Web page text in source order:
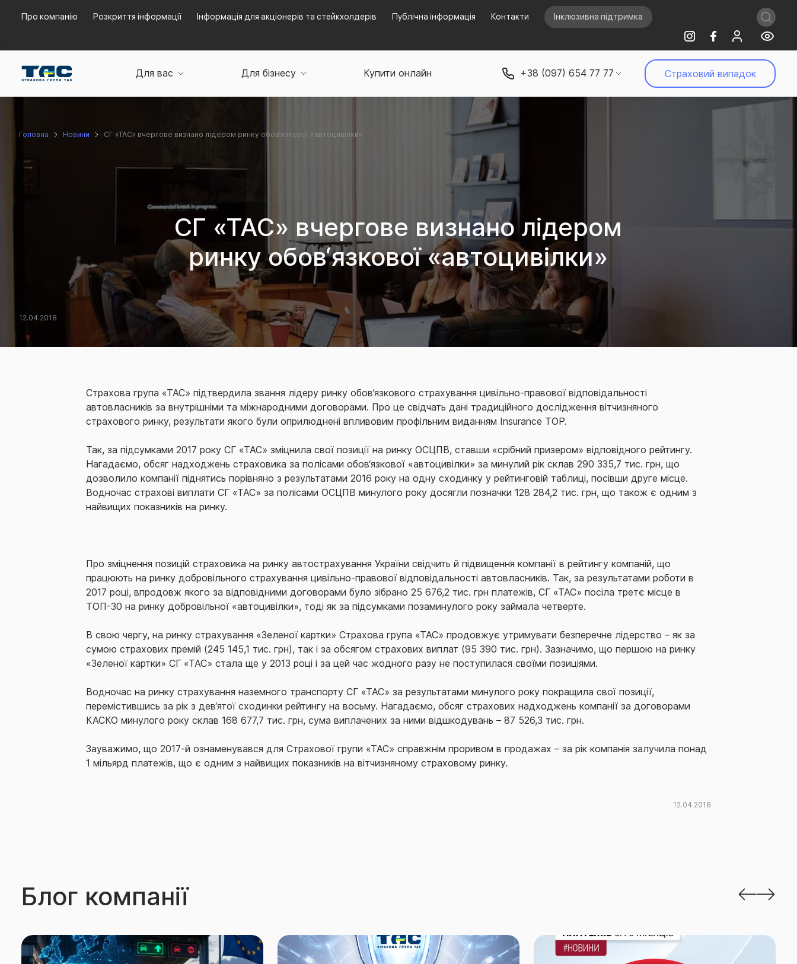
Про компанію Розкриття інформації Інформація для акціонерів та стейкхолдерів Публічна інформація Контакти Інклюзивна підтримка
Для вас Для бізнесу Купити онлайн +38 (097) 654 77 77 Страховий випадок
Головна Новини СГ «ТАС» вчергове визнано лідером ринку обов‘язкової «автоцивілки»
СГ «ТАС» вчергове визнано лідером
ринку обов‘язкової «автоцивілки»
12.04.2018
Страхова група «ТАС» підтвердила звання лідеру ринку обов‘язкового страхування цивільно-правової відповідальності
автовласників за внутрішніми та міжнародними договорами. Про це свідчать дані традиційного дослідження вітчизняного
страхового ринку, результати якого були оприлюднені впливовим профільним виданням Insurance TOP.
Так, за підсумками 2017 року СГ «ТАС» зміцнила свої позиції на ринку ОСЦПВ, ставши «срібний призером» відповідного рейтингу.
Нагадаємо, обсяг надходжень страховика за полісами обов‘язкової «автоцивілки» за минулий рік склав 290 335,7 тис. грн, що
дозволило компанії піднятись порівняно з результатами 2016 року на одну сходинку у рейтинговій таблиці, посівши друге місце.
Водночас страхові виплати СГ «ТАС» за полісами ОСЦПВ минулого року досягли позначки 128 284,2 тис. грн, що також є одним з
найвищих показників на ринку.
Про зміцнення позицій страховика на ринку автострахування України свідчить й підвищення компанії в рейтингу компаній, що
працюють на ринку добровільного страхування цивільно-правової відповідальності автовласників. Так, за результатами роботи в
2017 році, впродовж якого за відповідними договорами було зібрано 25 676,2 тис. грн платежів, СГ «ТАС» посіла третє місце в
ТОП-30 на ринку добровільної «автоцивілки», тоді як за підсумками позаминулого року займала четверте.
В свою чергу, на ринку страхування «Зеленої картки» Страхова група «ТАС» продовжує утримувати безперечне лідерство – як за
сумою страхових премій (245 145,1 тис. грн), так і за обсягом страхових виплат (95 390 тис. грн). Зазначимо, що першою на ринку
«Зеленої картки» СГ «ТАС» стала ще у 2013 році і за цей час жодного разу не поступилася своїми позиціями.
Водночас на ринку страхування наземного транспорту СГ «ТАС» за результатами минулого року покращила свої позиції,
перемістившись за рік з дев‘ятої сходинки рейтингу на восьму. Нагадаємо, обсяг страхових надходжень компанії за договорами
КАСКО минулого року склав 168 677,7 тис. грн, сума виплачених за ними відшкодувань – 87 526,3 тис. грн.
Зауважимо, що 2017-й ознаменувався для Страхової групи «ТАС» справжнім проривом в продажах – за рік компанія залучила понад
1 мільярд платежів, що є одним з найвищих показників на вітчизняному страховому ринку.
12.04.2018
Блог компанії